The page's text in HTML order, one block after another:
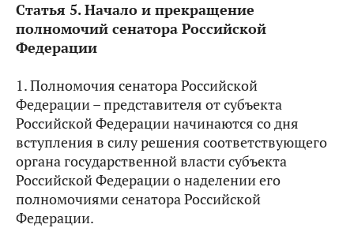
Статья 5. Начало и прекращение
полномочий сенатора Российской
Федерации
1. Полномочия сенатора Российской
Федерации – представителя от субъекта
Российской Федерации начинаются со дня
вступления в силу решения соответствующего
органа государственной власти субъекта
Российской Федерации о наделении его
полномочиями сенатора Российской
Федерации.